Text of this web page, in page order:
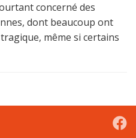
concerné des
dont beaucoup ont
même si certains